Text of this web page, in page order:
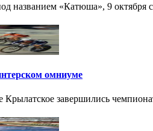
названием «Катюша», 9 октября
омниуме
Крылатское завершились